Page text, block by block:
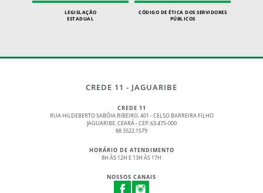
LEGISLAÇÃO
ESTADUAL
CÓDIGO DE ÉTICA DOS SERVIDORES
PÚBLICOS
CREDE 11 - JAGUARIBE
CREDE 11
RUA HILDEBERTO SABÓIA RIBEIRO, 401 - CELSO BARREIRA FILHO
JAGUARIBE, CEARÁ - CEP: 63.475-000
88 3522.1579
HORÁRIO DE ATENDIMENTO
8H ÀS 12H E 13H ÀS 17H
NOSSOS CANAIS